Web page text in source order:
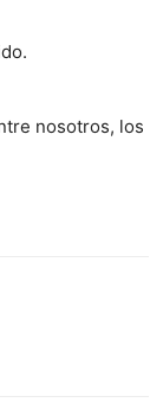
nosotros, los